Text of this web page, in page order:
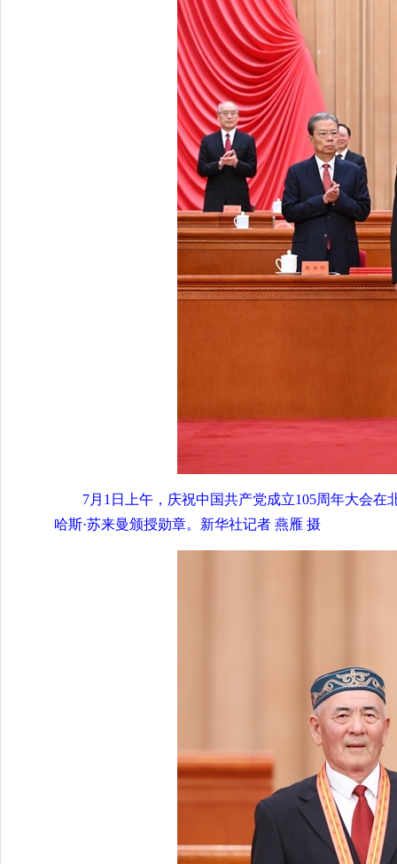
7月1日上午，庆祝中国共产党成立105周年大会
哈斯·苏来曼颁授勋章。新华社记者 燕雁 摄